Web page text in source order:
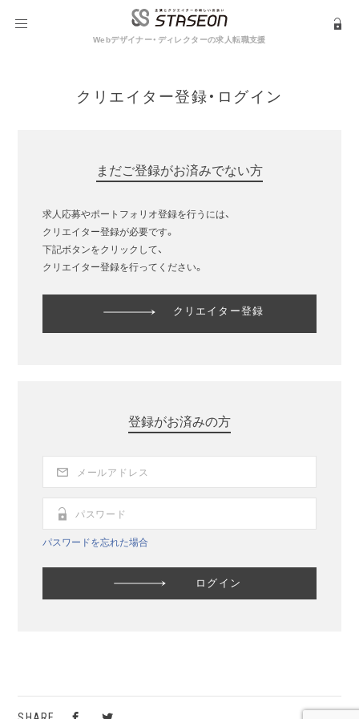
Webデザイナー・ディレクターの求人転職支援
クリエイター登録・ログイン
まだご登録がお済みでない方
求人応募やポートフォリオ登録を行うには、
クリエイター登録が必要です。
下記ボタンをクリックして、
クリエイター登録を行ってください。
クリエイター登録
登録がお済みの方
パスワードを忘れた場合